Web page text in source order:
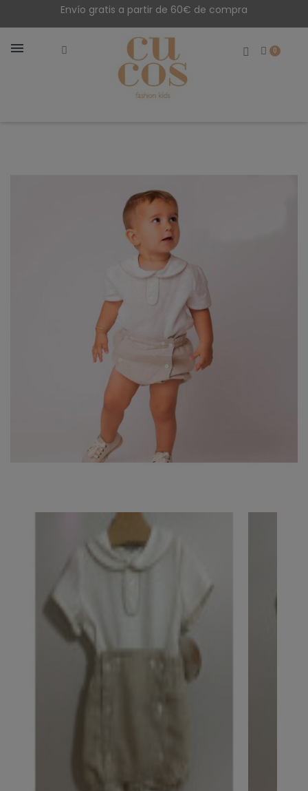
Envío gratis a partir de 60€ de compra